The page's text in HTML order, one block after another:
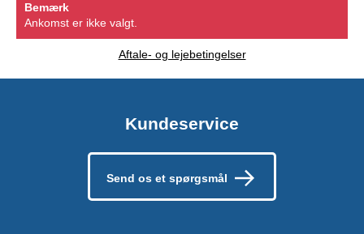
Bemærk
Ankomst er ikke valgt.
Aftale- og lejebetingelser
Kundeservice
Send os et spørgsmål